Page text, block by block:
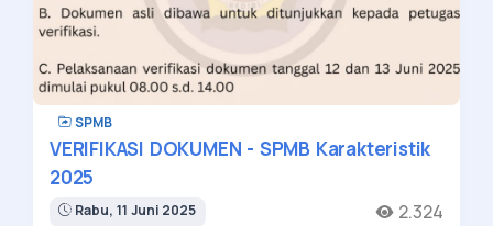
SPMB
VERIFIKASI DOKUMEN - SPMB Karakteristik
2025
Rabu, 11 Juni 2025 2.324